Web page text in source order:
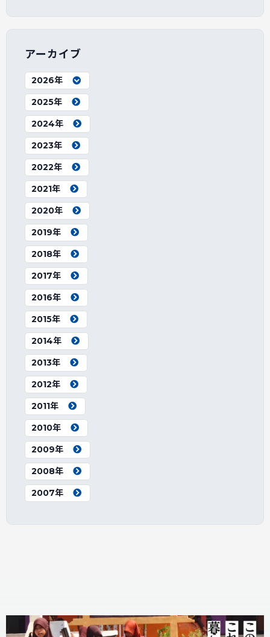
アーカイブ
2026年
2025年
2024年
2023年
2022年
2021年
2020年
2019年
2018年
2017年
2016年
2015年
2014年
2013年
2012年
2011年
2010年
2009年
2008年
2007年